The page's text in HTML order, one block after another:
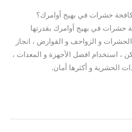
حشرات في بهيج أوامرك؟
في بهيج أوامرك بقدرتها
و الزواحف و القوارض ، انجاز
، استخدام افضل الأجهزة و المعدات ،
الحشرية و أكثرها أمان.